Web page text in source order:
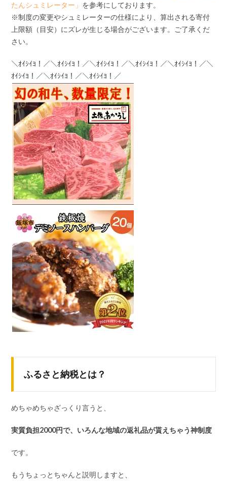
たんシュミレーター」 を参考にしております。
※制度の変更やシュミレーターの仕様により、算出される寄付
上限額（目安）にズレが生じる場合がございます。ご了承くだ
さい。
＼ｵｲｼｲﾖ！／＼ｵｲｼｲﾖ！／＼ｵｲｼｲﾖ！／＼ｵｲｼｲﾖ！／＼ｵｲｼｲﾖ！／＼
ｵｲｼｲﾖ！／＼ｵｲｼｲﾖ！／＼ｵｲｼｲﾖ！／
ふるさと納税とは？
めちゃめちゃざっくり言うと、
実質負担2000円で、いろんな地域の返礼品が貰えちゃう神制度
です。
もうちょっとちゃんと説明しますと、